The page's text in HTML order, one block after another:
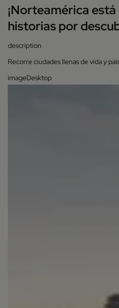
¡Norteamérica
historias por
description
Recorre ciudades llenas de vida y
imageDesktop